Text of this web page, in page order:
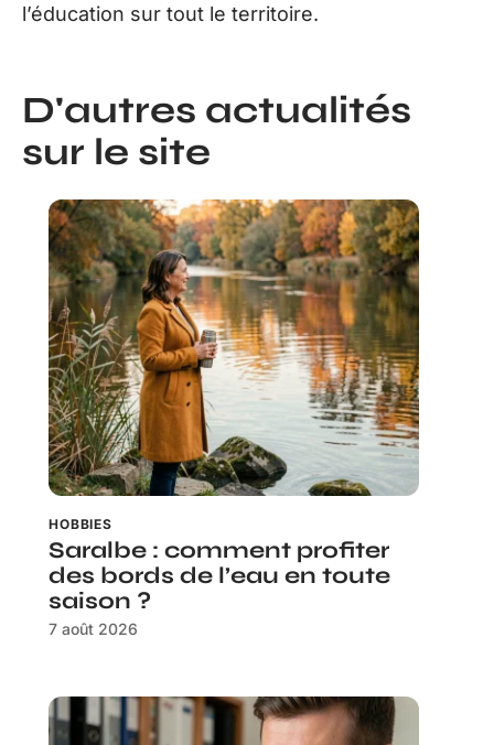
l’éducation sur tout le territoire.
D'autres actualités
sur le site
HOBBIES
Saralbe : comment profiter
des bords de l’eau en toute
saison ?
7 août 2026